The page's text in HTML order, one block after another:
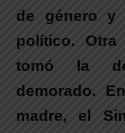
de género y
político. Otra
tomó la
demorado.
madre, el